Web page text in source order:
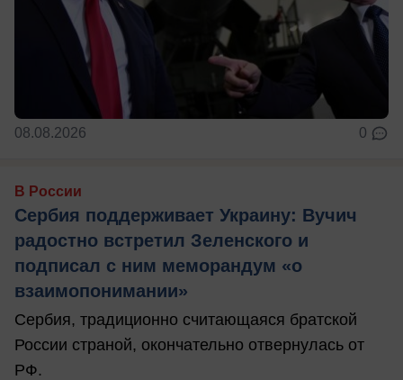
08.08.2026 0
В России
Сербия поддерживает Украину: Вучич
радостно встретил Зеленского и
подписал с ним меморандум «о
взаимопонимании»
Сербия, традиционно считающаяся братской
России страной, окончательно отвернулась от
РФ.